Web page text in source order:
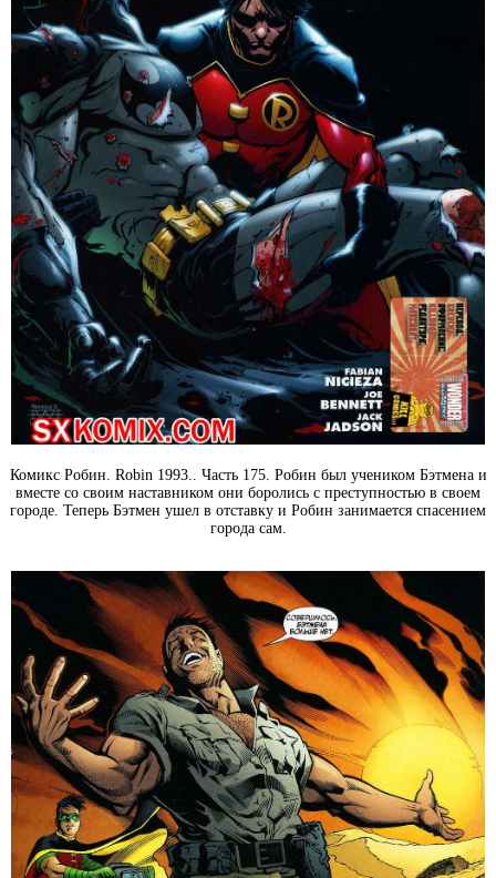
Комикс Робин. Robin 1993.. Часть 175. Робин был учеником Бэтмена и
вместе со своим наставником они боролись с преступностью в своем
городе. Теперь Бэтмен ушел в отставку и Робин занимается спасением
города сам.